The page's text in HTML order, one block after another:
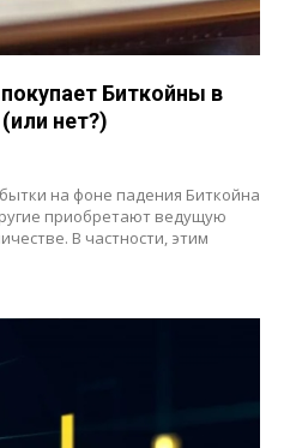
Биткойны в
нет?)
на фоне падения Биткойна
приобретают ведущую
В частности, этим